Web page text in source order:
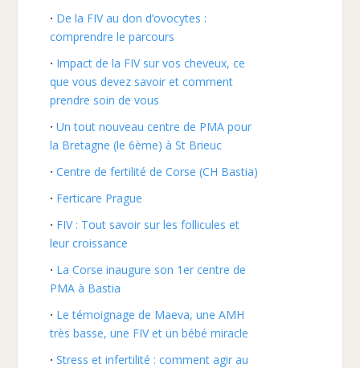
De la FIV au don d’ovocytes :
comprendre le parcours
Impact de la FIV sur vos cheveux, ce
que vous devez savoir et comment
prendre soin de vous
Un tout nouveau centre de PMA pour
la Bretagne (le 6ème) à St Brieuc
Centre de fertilité de Corse (CH Bastia)
Ferticare Prague
FIV : Tout savoir sur les follicules et
leur croissance
La Corse inaugure son 1er centre de
PMA à Bastia
Le témoignage de Maeva, une AMH
très basse, une FIV et un bébé miracle
Stress et infertilité : comment agir au